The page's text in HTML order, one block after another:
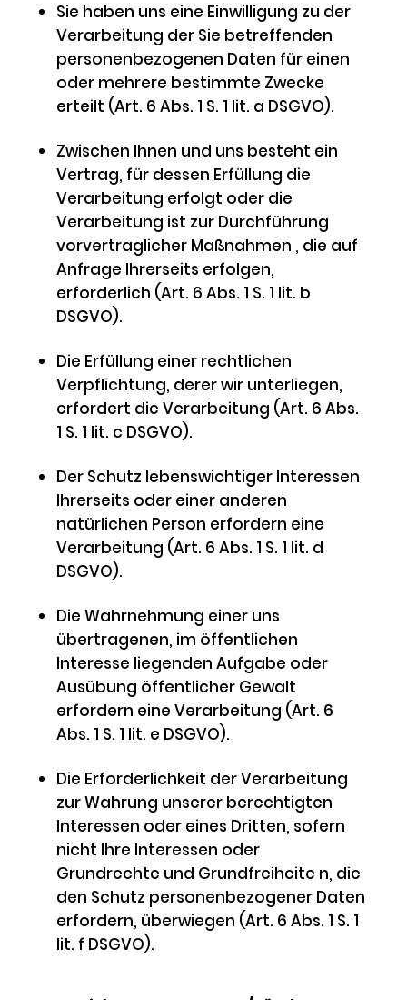
Sie haben uns eine Einwilligung zu der
Verarbeitung der Sie betreffenden
personenbezogenen Daten für einen
oder mehrere bestimmte Zwecke
erteilt (Art. 6 Abs. 1 S. 1 lit. a DSGVO).
Zwischen Ihnen und uns besteht ein
Vertrag, für dessen Erfüllung die
Verarbeitung erfolgt oder die
Verarbeitung ist zur Durchführung
vorvertraglicher Maßnahmen , die auf
Anfrage Ihrerseits erfolgen,
erforderlich (Art. 6 Abs. 1 S. 1 lit. b
DSGVO).
Die Erfüllung einer rechtlichen
Verpflichtung, derer wir unterliegen,
erfordert die Verarbeitung (Art. 6 Abs.
1 S. 1 lit. c DSGVO).
Der Schutz lebenswichtiger Interessen
Ihrerseits oder einer anderen
natürlichen Person erfordern eine
Verarbeitung (Art. 6 Abs. 1 S. 1 lit. d
DSGVO).
Die Wahrnehmung einer uns
übertragenen, im öffentlichen
Interesse liegenden Aufgabe oder
Ausübung öffentlicher Gewalt
erfordern eine Verarbeitung (Art. 6
Abs. 1 S. 1 lit. e DSGVO).
Die Erforderlichkeit der Verarbeitung
zur Wahrung unserer berechtigten
Interessen oder eines Dritten, sofern
nicht Ihre Interessen oder
Grundrechte und Grundfreiheite n, die
den Schutz personenbezogener Daten
erfordern, überwiegen (Art. 6 Abs. 1 S. 1
lit. f DSGVO).